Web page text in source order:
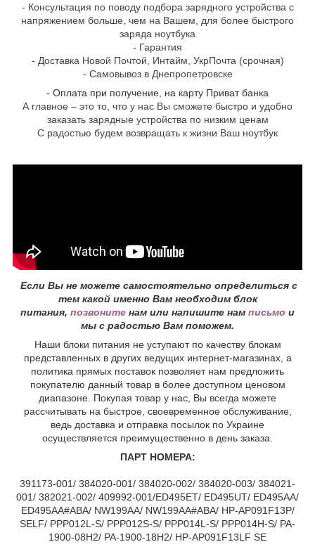
- Консультация по поводу подбора зарядного устройства с
напряжением больше, чем на Вашем, для более быстрого
заряда ноутбука
- Гарантия
- Доставка Новой Почтой, Интайм, УкрПочта (срочная)
- Самовывоз в Днепропетровске
- Оплата при получение, на карту Приват банка
А главное – это то, что у нас Вы сможете быстро и удобно
заказать зарядные устройства по низким ценам
С радостью будем возвращать к жизни Ваш ноутбук
Если Вы не можете самостоятельно определиться с
тем какой именно Вам необходим блок
питания, позвоните нам или напишите нам письмо и
мы с радостью Вам поможем.
Наши блоки питания не уступают по качеству блокам
представленных в других ведущих интернет-магазинах, а
политика прямых поставок позволяет нам предложить
покупателю данный товар в более доступном ценовом
диапазоне. Покупая товар у нас, Вы всегда можете
рассчитывать на быстрое, своевременное обслуживание,
ведь доставка и отправка посылок по Украине
осуществляется преимущественно в день заказа.
ПАРТ НОМЕРА:
391173-001/ 384020-001/ 384020-002/ 384020-003/ 384021-
001/ 382021-002/ 409992-001/ED495ET/ ED495UT/ ED495AA/
ED495AA#ABA/ NW199AA/ NW199AA#ABA/ HP-AP091F13P/
SELF/ PPP012L-S/ PPP012S-S/ PPP014L-S/ PPP014H-S/ PA-
1900-08H2/ PA-1900-18H2/ HP-AP091F13LF SE